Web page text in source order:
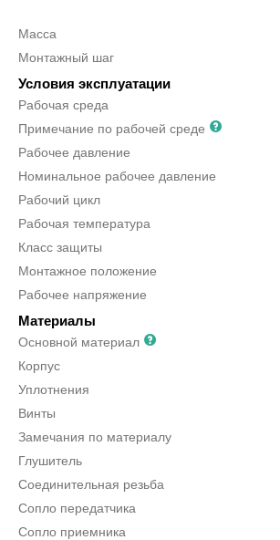
Масса
Монтажный шаг
Условия эксплуатации
Рабочая среда
Примечание по рабочей среде
Рабочее давление
Номинальное рабочее давление
Рабочий цикл
Рабочая температура
Класс защиты
Монтажное положение
Рабочее напряжение
Материалы
Основной материал
Корпус
Уплотнения
Винты
Замечания по материалу
Глушитель
Соединительная резьба
Сопло передатчика
Сопло приемника